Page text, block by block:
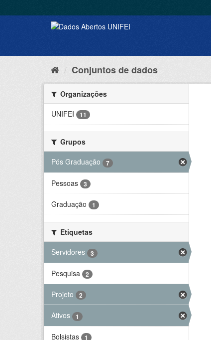
Conjuntos de dados
Organizações
UNIFEI
11
Grupos
Pós Graduação
7
Pessoas 3
Graduação 1
Etiquetas
Servidores
3
Pesquisa 2
Projeto 2
Ativos 1
Bolsistas 1